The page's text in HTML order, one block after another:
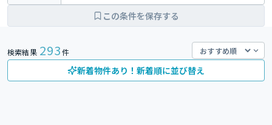
この条件を保存する
検索結果 293件
新着物件あり！新着順に並び替え